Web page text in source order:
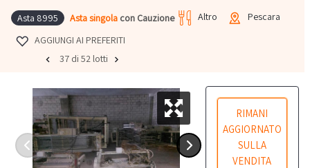
Asta 8995 Asta singola con Cauzione Altro
Pescara
AGGIUNGI AI PREFERITI
37 di 52 lotti
RIMANI
AGGIORNATO
SULLA
VENDITA